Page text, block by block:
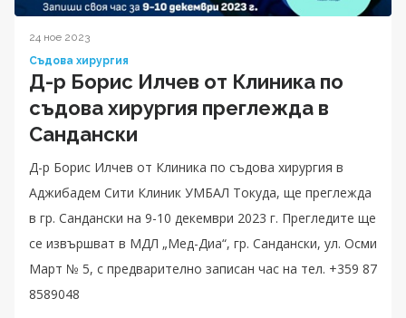
24 ное 2023
Съдова хирургия
Д-р Борис Илчев от Клиника по
съдова хирургия преглежда в
Сандански
Д-р Борис Илчев от Клиника по съдова хирургия в
Аджибадем Сити Клиник УМБАЛ Токуда, ще преглежда
в гр. Сандански на 9-10 декември 2023 г. Прегледите ще
се извършват в МДЛ „Мед-Диа“, гр. Сандански, ул. Осми
Март № 5, с предварително записан час на тел. +359 87
8589048